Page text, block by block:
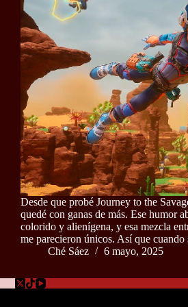
Desde que probé Journey to the
quedé con ganas de más. Ese humor
colorido y alienígena, y esa mezcla
me parecieron únicos. Así que
Ché Sáez
6 mayo, 2025